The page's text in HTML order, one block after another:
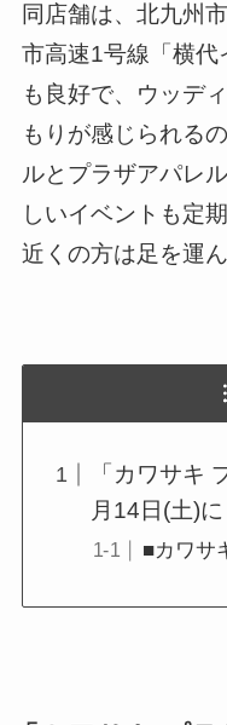
同店舗は、北九州
市高速1号線「横代
も良好で、ウッデ
もりが感じられる
ルとプラザアパレ
しいイベントも定
近くの方は足を運
「カワサキ
月14日(土)
■カワサ